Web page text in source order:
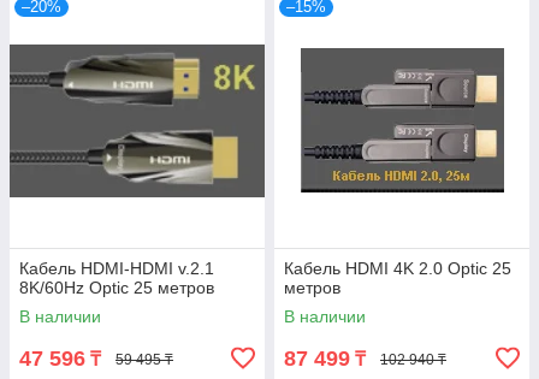
–20%
Кабель HDMI-HDMI v.2.1
8K/60Hz Optic 25 метров
В наличии
47 596 ₸ 59 495 ₸
–15%
Кабель HDMI 4K 2.0 Optic 25
метров
В наличии
87 499 ₸ 102 940 ₸